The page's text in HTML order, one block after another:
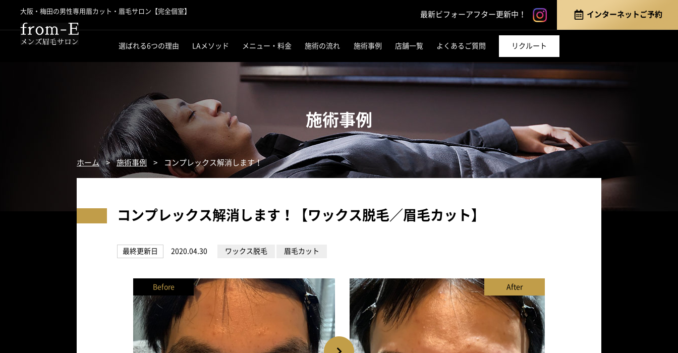
大阪・梅田の男性専用眉カット・ 眉毛サロン【完全個室】
メンズ眉毛サロン「from-E」
最新ビフォーアフター更新中！ instagram インターネットご予約
選ばれる6つの理由 LAメソッド メニュー・料金 施術の流れ 施術事例 店舗一覧 よくあるご質問 リクルート
施術事例
ホーム > 施術事例 > コンプレックス解消します！
コンプレックス解消します！【ワックス脱毛／眉毛カット】
最終更新日 2020.04.30 ワックス脱毛 眉毛カット